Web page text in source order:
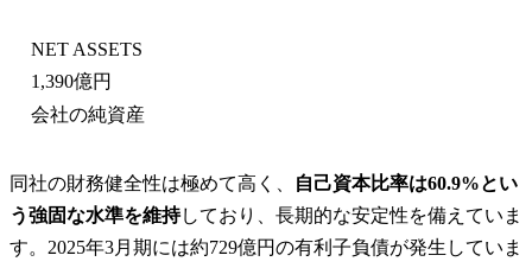
NET ASSETS
1,390億円
会社の純資産
同社の財務健全性は極めて高く、
自己資本比率は60.9%とい
う強固な水準を維持しており、長期的な安定性を備えていま
す。2025年3月期には約729億円の有利子負債が発生していま